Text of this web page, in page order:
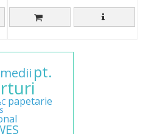
medii pt.
papetarie